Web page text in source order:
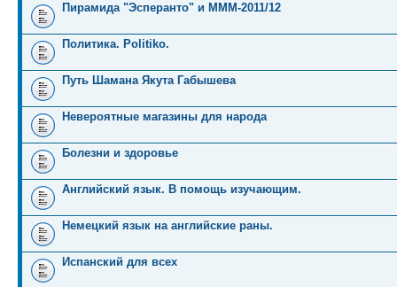
Пирамида "Эсперанто" и MMM-2011/12
Политика. Politiko.
Путь Шамана Якута Габышева
Невероятные магазины для народа
Болезни и здоровье
Английский язык. В помощь изучающим.
Немецкий язык на английские раны.
Испанский для всех